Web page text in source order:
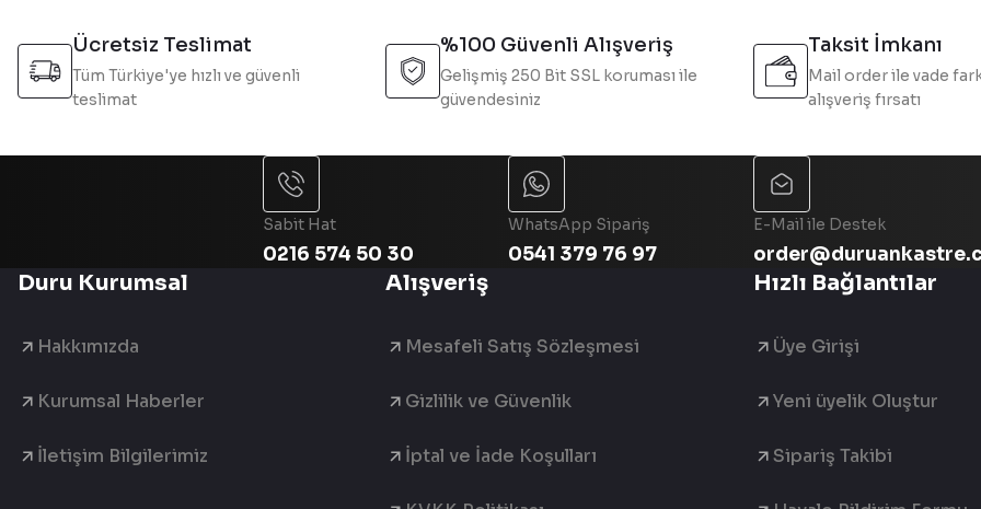
Bu ürüne benzer farklı alternatifler olmalı.
Ücretsiz Teslimat
Tüm Türkiye'ye hızlı ve güvenli
teslimat
%100 Güvenli Alışveriş
Gelişmiş 250 Bit SSL koruması ile
güvendesiniz
Taksit İmkanı
Mail order ile vade
alışveriş fırsatı
Sabit Hat
0216 574 50 30
WhatsApp Sipariş
0541 379 76 97
E-Mail ile Destek
Duru Kurumsal
Hakkımızda
Kurumsal Haberler
İletişim Bilgilerimiz
Alışveriş
Mesafeli Satış Sözleşmesi
Gizlilik ve Güvenlik
İptal ve İade Koşulları
Hızlı Bağlantılar
Üye Girişi
Yeni üyelik Oluştur
Sipariş Takibi